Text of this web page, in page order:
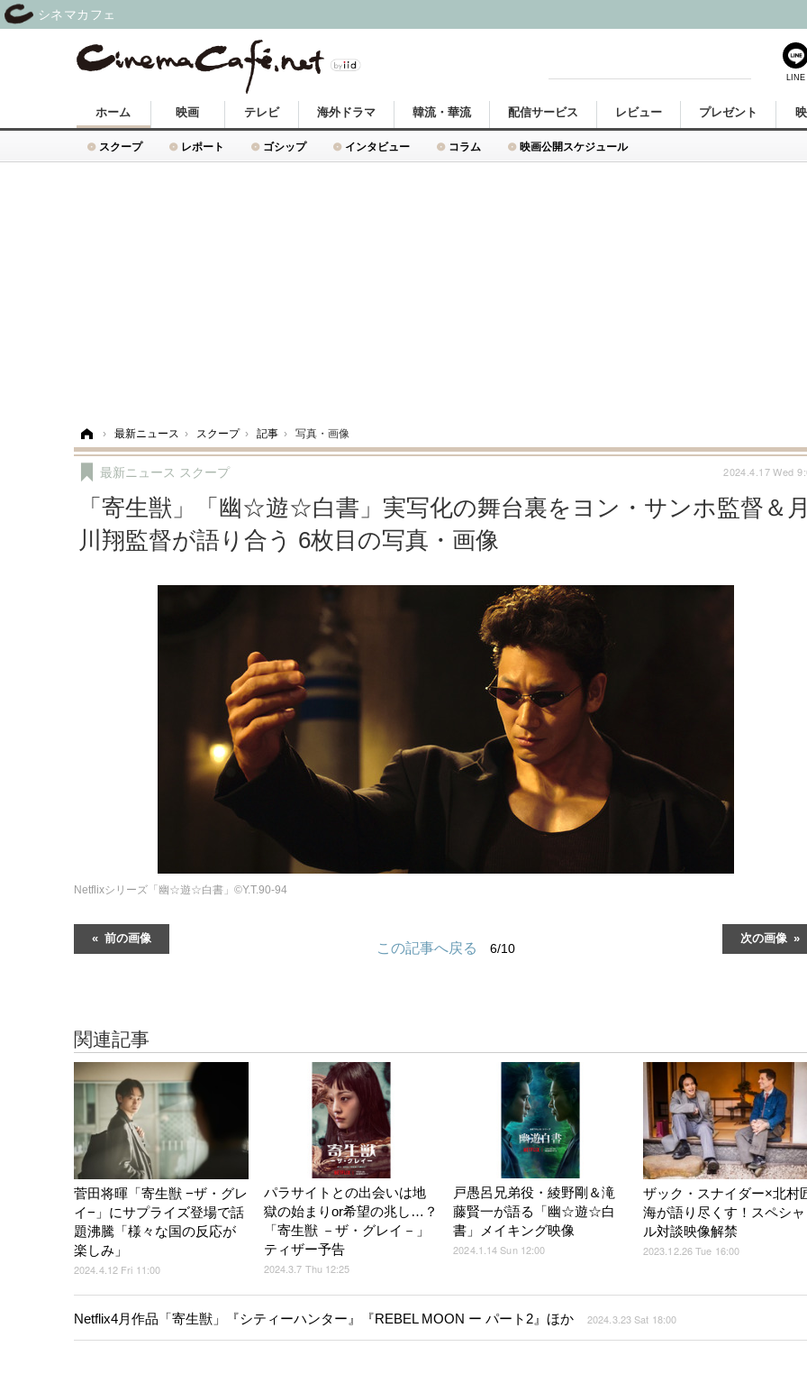
ホーム
スクープ レポート ゴシップ インタビュー コラム 映画公開スケジュール
映画 テレビ 海外ドラマ 韓流・華流 配信サービス レビュー プレゼント
› 最新ニュース › スクープ › 記事 › 写真・画像
「寄生獣」「幽☆遊☆白書」実写化の舞台裏をヨン・サンホ監督＆
川翔監督が語り合う 6枚目の写真・画像
最新ニュース スクープ 2024.4.17 Wed
Netflixシリーズ「幽☆遊☆白書」©Y.T.90-94
前の画像 次の画像
この記事へ戻る 6/10
関連記事
菅田将暉「寄生獣 −ザ・グレ
イ−」にサプライズ登場で話
題沸騰「様々な国の反応が
楽しみ」
2024.4.12 Fri 11:00
パラサイトとの出会いは地
獄の始まりor希望の兆し…？
「寄生獣 －ザ・グレイ－」
ティザー予告
2024.3.7 Thu 12:25
戸愚呂兄弟役・綾野剛＆滝
藤賢一が語る「幽☆遊☆白
書」メイキング映像
2024.1.14 Sun 12:00
ザック・スナイダー×北村
海が語り尽くす！スペシャ
ル対談映像解禁
2023.12.26 Tue 16:00
Netflix4月作品「寄生獣」『シティーハンター』『REBEL MOON ー パート2』ほか 2024.3.23 Sat 18:00
LINE
シネマカフェ